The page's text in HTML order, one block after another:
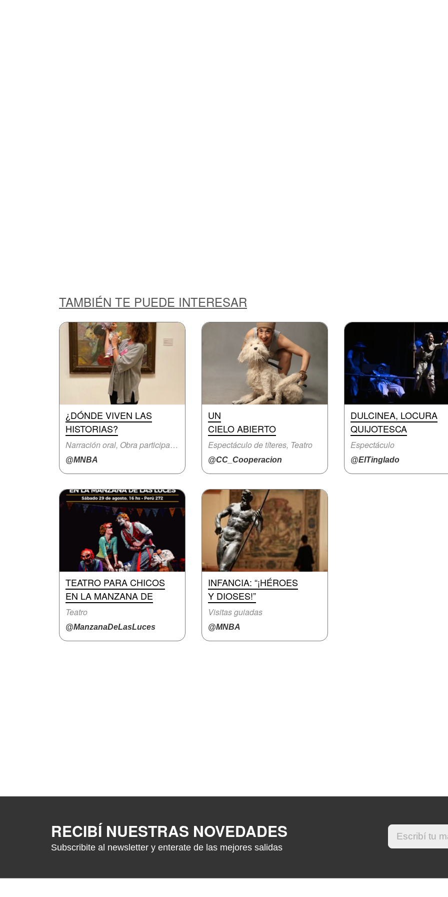
TAMBIÉN TE PUEDE INTERESAR
¿DÓNDE VIVEN LAS
HISTORIAS?
Narración oral, Obra participativa
@MNBA
UN
CIELO ABIERTO
Espectáculo de títeres, Teatro
@CC_Cooperacion
DULCINEA, LOCURA
QUIJOTESCA
Espectáculo
@ElTinglado
TEATRO PARA CHICOS
EN LA MANZANA DE
Teatro
@ManzanaDeLasLuces
INFANCIA: “¡HÉROES
Y DIOSES!”
Visitas guiadas
@MNBA
RECIBÍ NUESTRAS NOVEDADES
Subscribite al newsletter y enterate de las mejores salidas